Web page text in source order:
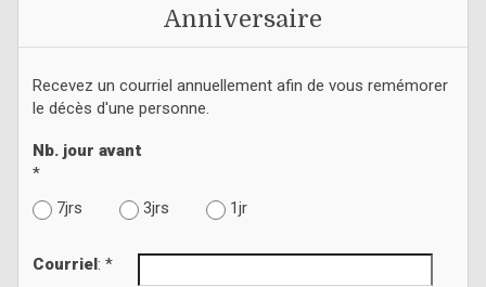
Anniversaire
Recevez un courriel annuellement afin de vous remémorer
le décès d'une personne.
Nb. jour avant
*
7jrs
3jrs 1jr
Courriel : *